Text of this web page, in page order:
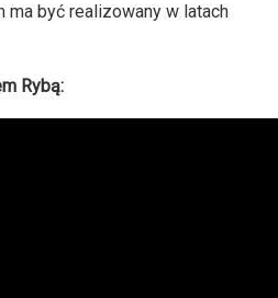
ma być realizowany w latach
Rybą: